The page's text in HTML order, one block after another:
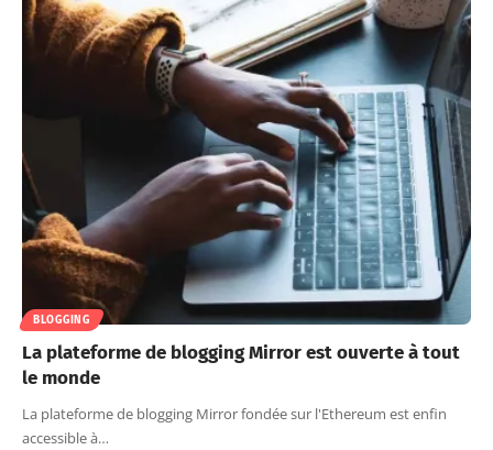
BLOGGING
La plateforme de blogging Mirror est ouverte à tout
le monde
La plateforme de blogging Mirror fondée sur l'Ethereum est enfin
accessible à…